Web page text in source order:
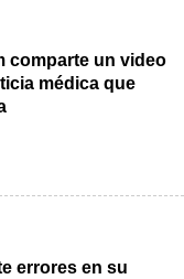
comparte un video
médica que
errores en su